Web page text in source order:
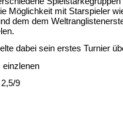
Möglichkeit mit Starspieler
dem dem
dabei sein erstes Turnier
einzlenen
9